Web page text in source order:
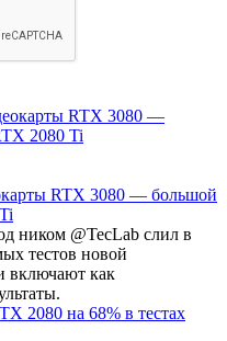
RTX 3080 — большой
ником @TecLab слил в
тестов новой
включают как